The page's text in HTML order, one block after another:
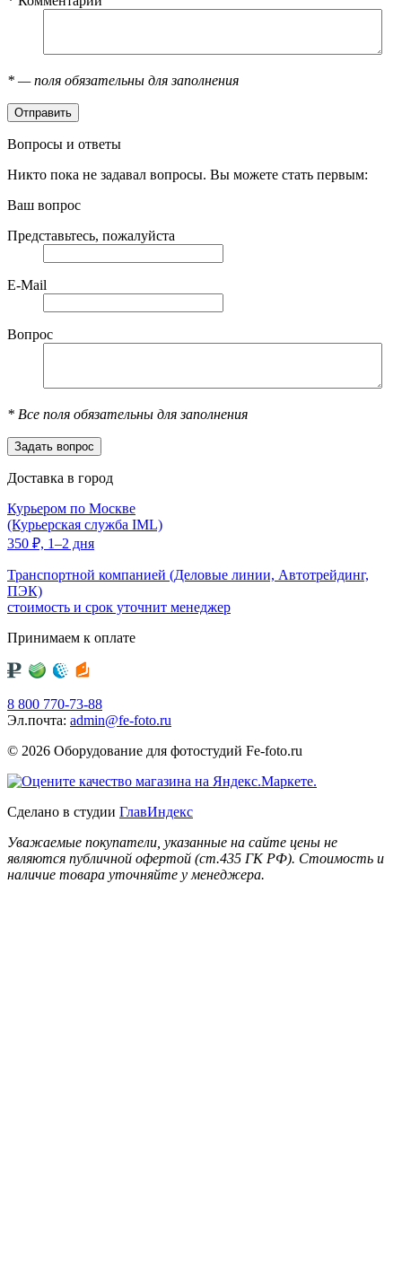
* — поля обязательны для заполнения
Вопросы и ответы
Никто пока не задавал вопросы. Вы можете стать первым:
Ваш вопрос
Представьтесь, пожалуйста
E-Mail
Вопрос
* Все поля обязательны для заполнения
Доставка в город
Курьером по Москве
(Курьерская служба IML)
350 ₽, 1–2 дня
Транспортной компанией (Деловые линии, Автотрейдинг,
ПЭК)
стоимость и срок уточнит менеджер
Принимаем к оплате
8 800 770-73-88
Эл.почта: admin@fe-foto.ru
© 2026 Оборудование для фотостудий Fe-foto.ru
Сделано в студии ГлавИндекс
Уважаемые покупатели, указанные на сайте цены не
являются публичной офертой (ст.435 ГК РФ). Стоимость и
наличие товара уточняйте у менеджера.